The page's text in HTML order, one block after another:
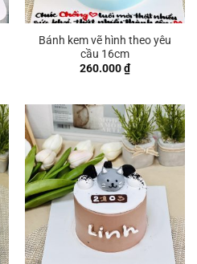
Bánh kem vẽ hình theo yêu
cầu 16cm
260.000₫